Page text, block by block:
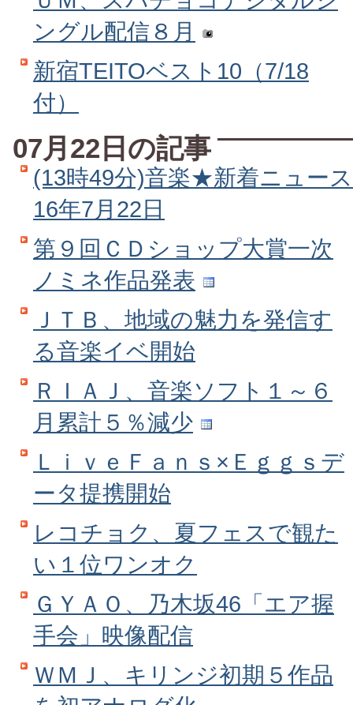
ングル配信８月
新宿TEITOベスト10（7/18
付）
07月22日の記事
(13時49分)音楽★新着ニュース
16年7月22日
第９回ＣＤショップ大賞一次
ノミネ作品発表
ＪＴＢ、地域の魅力を発信す
る音楽イベ開始
ＲＩＡＪ、音楽ソフト１～６
月累計５％減少
ＬｉｖｅＦａｎｓ×Ｅｇｇｓデ
ータ提携開始
レコチョク、夏フェスで観た
い１位ワンオク
ＧＹＡＯ、乃木坂46「エア握
手会」映像配信
ＷＭＪ、キリンジ初期５作品